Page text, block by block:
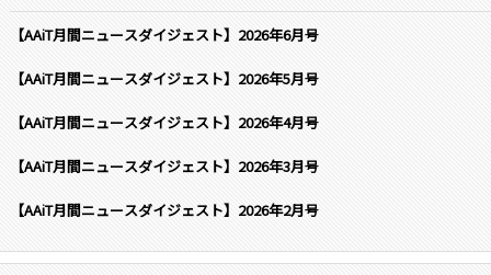
【AAiT月間ニュースダイジェスト】2026年6月号
【AAiT月間ニュースダイジェスト】2026年5月号
【AAiT月間ニュースダイジェスト】2026年4月号
【AAiT月間ニュースダイジェスト】2026年3月号
【AAiT月間ニュースダイジェスト】2026年2月号